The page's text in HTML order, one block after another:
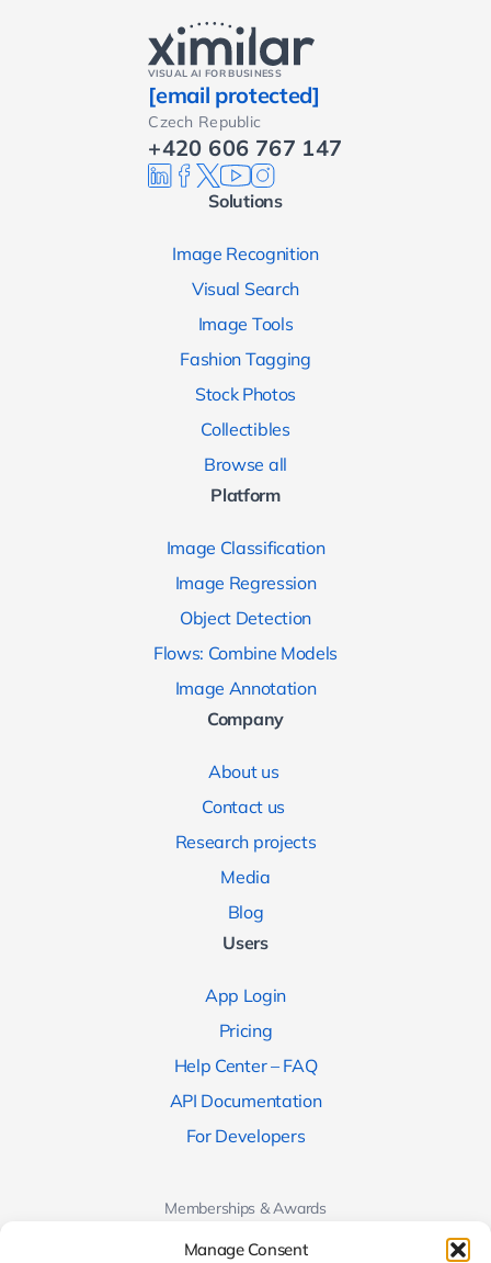
Manage Consent
VISUAL AI FOR BUSINESS
[email protected]
Czech Republic
+420 606 767 147
Solutions
Image Recognition
Visual Search
Image Tools
Fashion Tagging
Stock Photos
Collectibles
Browse all
Platform
Image Classification
Image Regression
Object Detection
Flows: Combine Models
Image Annotation
Company
About us
Contact us
Research projects
Media
Blog
Users
App Login
Pricing
Help Center – FAQ
API Documentation
For Developers
Memberships & Awards